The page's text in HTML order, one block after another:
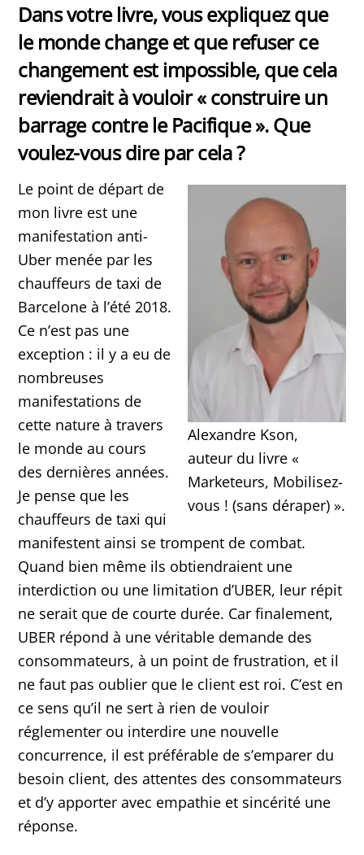
Dans votre livre, vous expliquez que
le monde change et que refuser ce
changement est impossible, que cela
reviendrait à vouloir « construire un
barrage contre le Pacifique ». Que
voulez-vous dire par cela ?
Alexandre Kson,
auteur du livre «
Marketeurs, Mobilisez-
vous ! (sans déraper) ».
Le point de départ de
mon livre est une
manifestation anti-
Uber menée par les
chauffeurs de taxi de
Barcelone à l’été 2018.
Ce n’est pas une
exception : il y a eu de
nombreuses
manifestations de
cette nature à travers
le monde au cours
des dernières années.
Je pense que les
chauffeurs de taxi qui
manifestent ainsi se trompent de combat.
Quand bien même ils obtiendraient une
interdiction ou une limitation d’UBER, leur répit
ne serait que de courte durée. Car finalement,
UBER répond à une véritable demande des
consommateurs, à un point de frustration, et il
ne faut pas oublier que le client est roi. C’est en
ce sens qu’il ne sert à rien de vouloir
réglementer ou interdire une nouvelle
concurrence, il est préférable de s’emparer du
besoin client, des attentes des consommateurs
et d’y apporter avec empathie et sincérité une
réponse.